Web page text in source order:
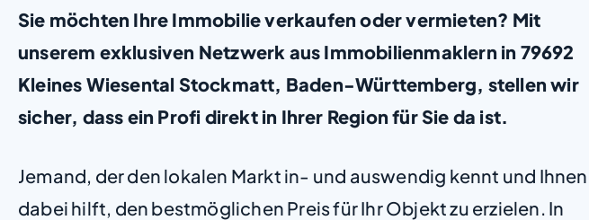
Sie möchten Ihre Immobilie verkaufen oder vermieten? Mit
unserem exklusiven Netzwerk aus Immobilienmaklern in 79692
Kleines Wiesental Stockmatt, Baden-Württemberg, stellen wir
sicher, dass ein Profi direkt in Ihrer Region für Sie da ist.
Jemand, der den lokalen Markt in- und auswendig kennt und Ihnen
dabei hilft, den bestmöglichen Preis für Ihr Objekt zu erzielen. In